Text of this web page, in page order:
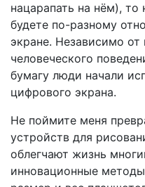
нацарапать на нём),
будете по-разному
экране. Независимо
человеческого
бумагу люди начали
цифрового экрана.
Не поймите меня
устройств для
облегчают жизнь
инновационные